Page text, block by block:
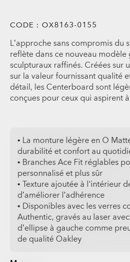
CODE : OX8163-0155
L’approche sans compromis du
reflète dans ce nouveau modèle
sculpturaux raffinés. Créées sur
sur la valeur fournissant qualité
détail, les Centerboard sont
conçues pour ceux qui aspirent
• La monture légère en O
durabilité et confort au
• Branches Ace Fit réglables
personnalisé et plus sûr
• Texture ajoutée à l'intérieur
d’améliorer l’adhérence
• Disponibles avec les verres
Authentic, gravés au laser
d’ellipse à gauche comme
de qualité Oakley